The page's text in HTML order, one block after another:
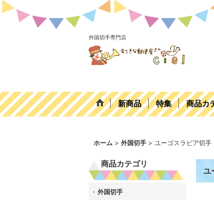
外国切手専門店
新商品 特集 商品カ
ホーム > 外国切手 > ユーゴスラビア
商品カテゴリ
外国切手
ユ